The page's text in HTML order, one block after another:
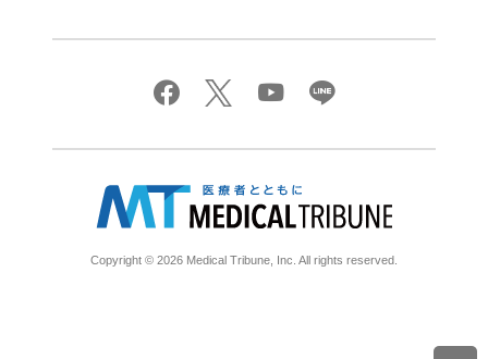
Copyright © 2026 Medical Tribune, Inc. All rights reserved.